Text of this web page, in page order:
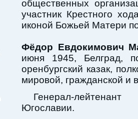
общественных
участник Крестного
иконой Божьей Матери
Фёдор Евдокимович
июня 1945, Белград,
оренбургский казак,
мировой, гражданской и
Генерал-
Югославии.